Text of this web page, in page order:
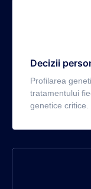
Decizii
Profilarea
tratamentului
genetice critice.